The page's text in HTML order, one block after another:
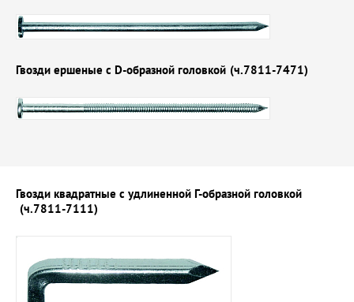
Гвозди ершеные с D-образной головкой (ч.7811-7471)
Гвозди квадратные с удлиненной Г-образной головкой
(ч.7811-7111)